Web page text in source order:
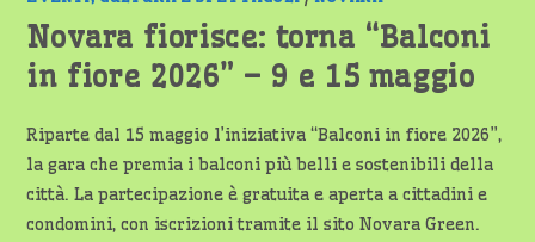
Novara fiorisce: torna “Balconi
in fiore 2026” – 9 e 15 maggio
Riparte dal 15 maggio l’iniziativa “Balconi in fiore 2026”,
la gara che premia i balconi più belli e sostenibili della
città. La partecipazione è gratuita e aperta a cittadini e
condomini, con iscrizioni tramite il sito Novara Green.